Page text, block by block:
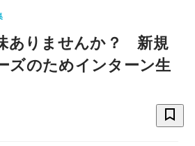
ありませんか？ 新規
ズのためインターン生